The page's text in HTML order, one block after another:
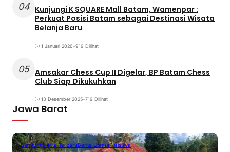
04 Kunjungi K SQUARE Mall Batam, Wamenpar :
Perkuat Posisi Batam sebagai Destinasi Wisata
Belanja Baru
1 Januari 2026•919 Dilihat
05 Amsakar Chess Cup II Digelar, BP Batam Chess
Club Siap Dikukuhkan
13 Desember 2025•719 Dilihat
Jawa Barat
BandungBerita TerbaruBerita UtamaPeristiwa